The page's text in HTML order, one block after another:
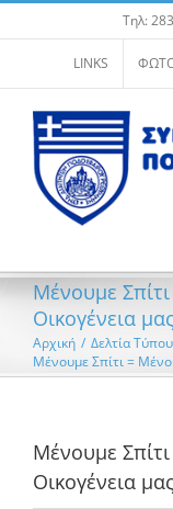
στο
περιεχόμενο
Τηλ:
LINKS
Μένουμε
Οικογένεια μας
Αρχική / Δελτία Τύπου
Μένουμε Σπίτι =
Μένουμε
Οικογένεια μας